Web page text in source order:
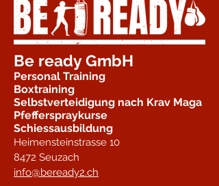
Be ready GmbH
Personal Training
Boxtraining
Selbstverteidigung nach Krav Maga
Pfefferspraykurse
Schiessausbildung
Heimensteinstrasse 10
8472 Seuzach
info@beready2.ch